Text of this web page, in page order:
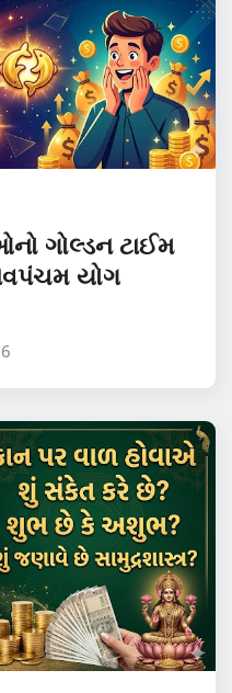
ગોલ્ડન ટાઈમ
યોગ